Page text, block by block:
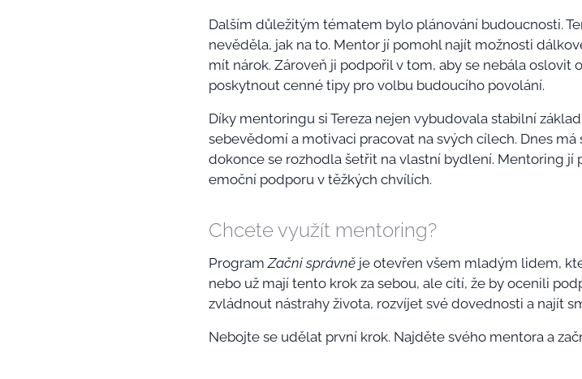
Dalším důležitým tématem bylo plánování budoucnosti.
nevěděla, jak na to. Mentor jí pomohl najít možnosti
mít nárok. Zároveň ji podpořil v tom, aby se nebála
poskytnout cenné tipy pro volbu budoucího povolání.
Díky mentoringu si Tereza nejen vybudovala stabilní
sebevědomí a motivaci pracovat na svých cílech. Dnes
dokonce se rozhodla šetřit na vlastní bydlení. Mentoring
emoční podporu v těžkých chvílích.
Chcete využít mentoring?
ProgramZačni správně je otevřen všem mladým lidem,
nebo už mají tento krok za sebou, ale cítí, že by ocenili
zvládnout nástrahy života, rozvíjet své dovednosti a najít
Nebojte se udělat první krok. Najděte svého mentora a